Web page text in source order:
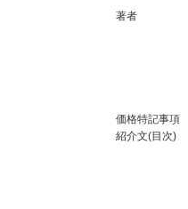
著者
価格特記事項
紹介文(目次)